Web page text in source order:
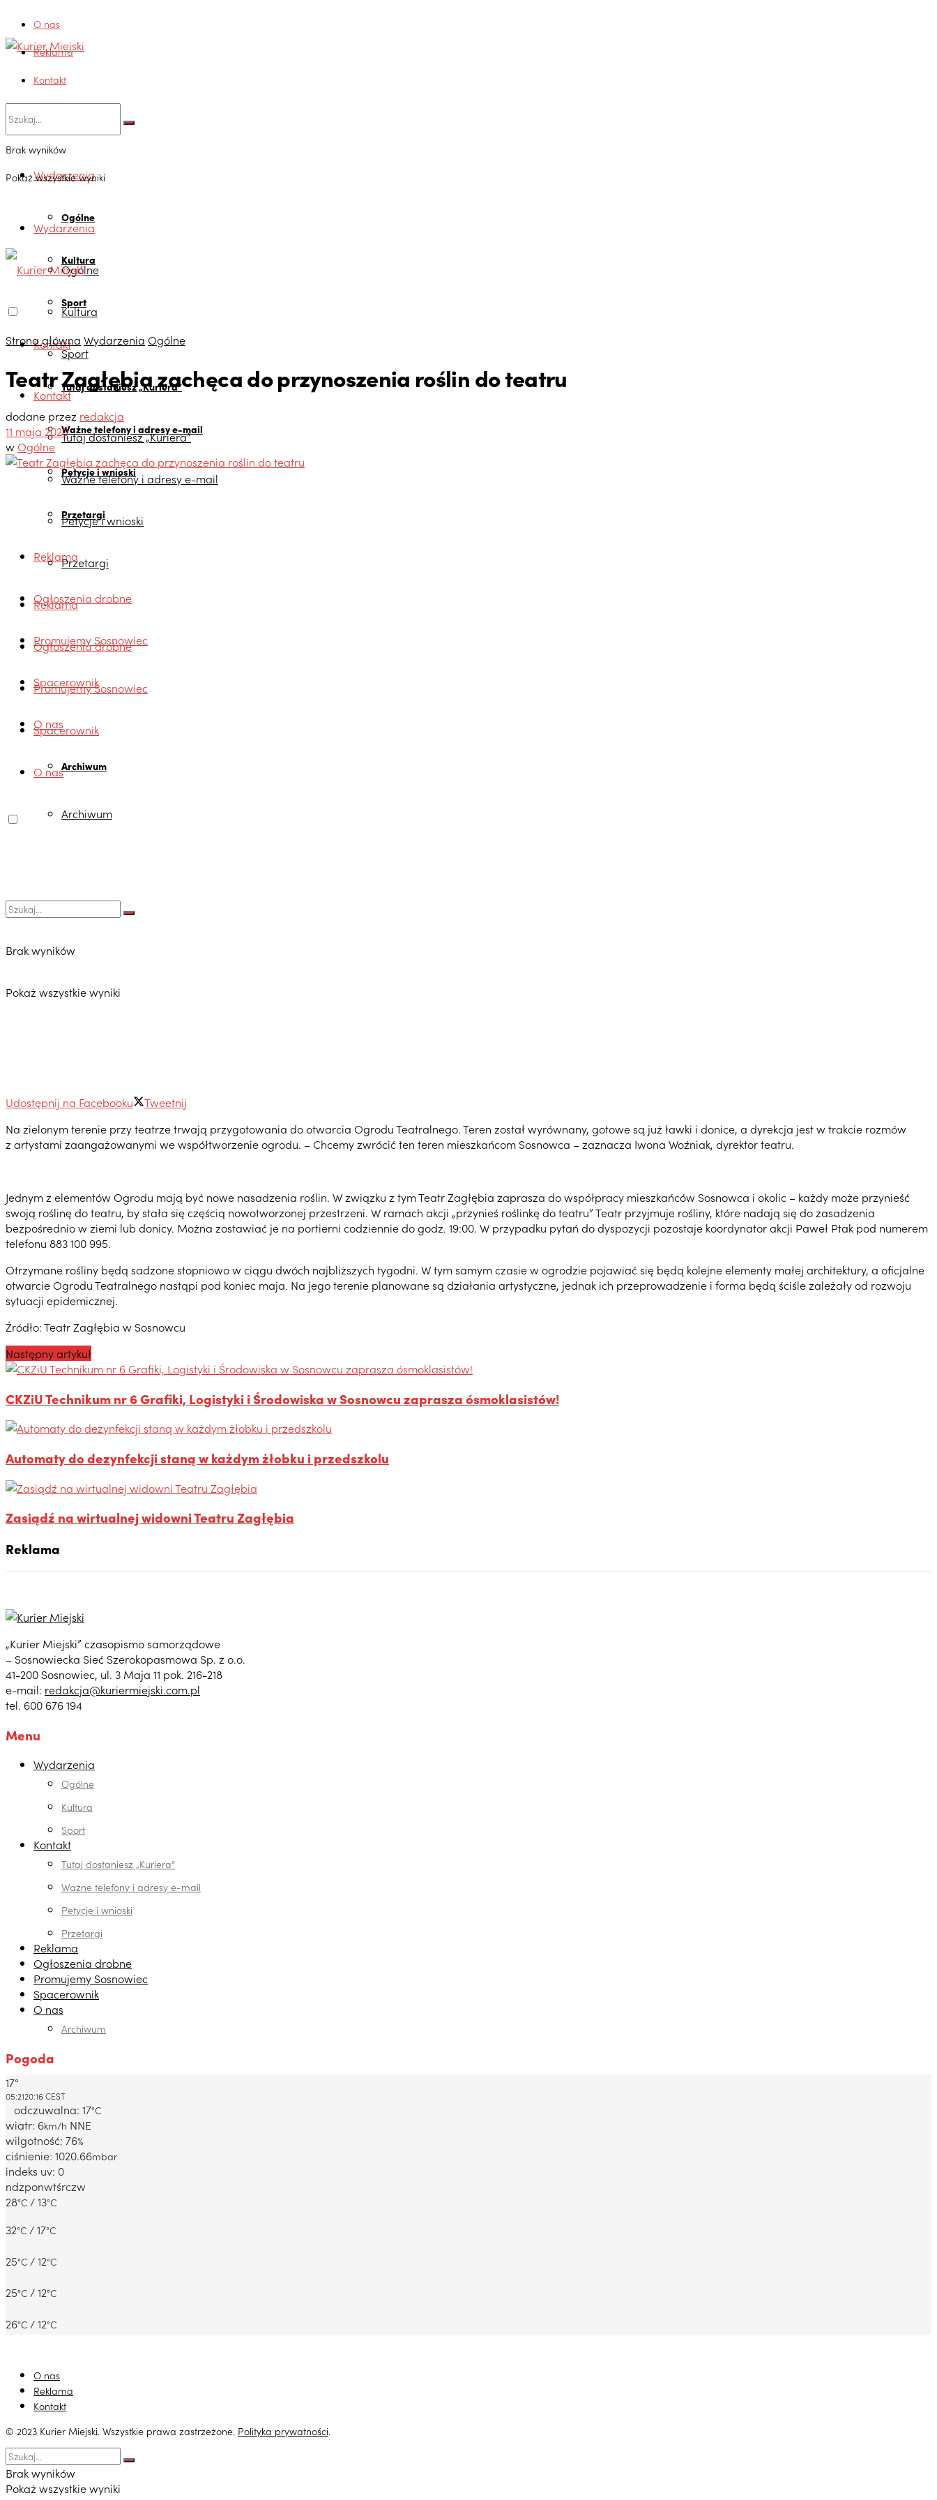
O nas
Reklama
Kontakt
Brak wyników
Pokaż wszystkie wyniki
Wydarzenia
Ogólne
Kultura
Sport
Kontakt
Tutaj dostaniesz „Kuriera”
Ważne telefony i adresy e-mail
Petycje i wnioski
Przetargi
Reklama
Ogłoszenia drobne
Promujemy Sosnowiec
Spacerownik
O nas
Archiwum
Wydarzenia
Ogólne
Kultura
Sport
Kontakt
Tutaj dostaniesz „Kuriera”
Ważne telefony i adresy e-mail
Petycje i wnioski
Przetargi
Reklama
Ogłoszenia drobne
Promujemy Sosnowiec
Spacerownik
O nas
Archiwum
Brak wyników
Pokaż wszystkie wyniki
Strona główna Wydarzenia Ogólne
Teatr Zagłębia zachęca do przynoszenia roślin do teatru
dodane przez redakcja
11 maja 2020
wOgólne
Udostępnij na Facebooku
Tweetnij
Na zielonym terenie przy teatrze trwają przygotowania do otwarcia Ogrodu Teatralnego. Teren został wyrównany, gotowe są już ławki i donice, a dyrekcja jest w trakcie rozmów
z artystami zaangażowanymi we współtworzenie ogrodu. – Chcemy zwrócić ten teren mieszkańcom Sosnowca – zaznacza Iwona Woźniak, dyrektor teatru.
Jednym z elementów Ogrodu mają być nowe nasadzenia roślin. W związku z tym Teatr Zagłębia zaprasza do współpracy mieszkańców Sosnowca i okolic – każdy może przynieść
swoją roślinę do teatru, by stała się częścią nowotworzonej przestrzeni. W ramach akcji „przynieś roślinkę do teatru” Teatr przyjmuje rośliny, które nadają się do zasadzenia
bezpośrednio w ziemi lub donicy. Można zostawiać je na portierni codziennie do godz. 19:00. W przypadku pytań do dyspozycji pozostaje koordynator akcji Paweł Ptak pod numerem
telefonu 883 100 995.
Otrzymane rośliny będą sadzone stopniowo w ciągu dwóch najbliższych tygodni. W tym samym czasie w ogrodzie pojawiać się będą kolejne elementy małej architektury, a oficjalne
otwarcie Ogrodu Teatralnego nastąpi pod koniec maja. Na jego terenie planowane są działania artystyczne, jednak ich przeprowadzenie i forma będą ściśle zależały od rozwoju
sytuacji epidemicznej.
Źródło: Teatr Zagłębia w Sosnowcu
Następny artykuł
CKZiU Technikum nr 6 Grafiki, Logistyki i Środowiska w Sosnowcu zaprasza ósmoklasistów!
Automaty do dezynfekcji staną w każdym żłobku i przedszkolu
Zasiądź na wirtualnej widowni Teatru Zagłębia
Reklama
„Kurier Miejski” czasopismo samorządowe
– Sosnowiecka Sieć Szerokopasmowa Sp. z o.o.
41-200 Sosnowiec, ul. 3 Maja 11 pok. 216-218
e-mail: redakcja@kuriermiejski.com.pl
tel. 600 676 194
Menu
Wydarzenia
Ogólne
Kultura
Sport
Kontakt
Tutaj dostaniesz „Kuriera”
Ważne telefony i adresy e-mail
Petycje i wnioski
Przetargi
Reklama
Ogłoszenia drobne
Promujemy Sosnowiec
Spacerownik
O nas
Archiwum
Pogoda
Dabrowa Gornicza, PL
17°
05:2120:16 CEST
odczuwalna: 17°C
wiatr: 6km/h NNE
wilgotność: 76%
ciśnienie: 1020.66mbar
indeks uv: 0
ndzponwtśrczw
28°C / 13°C
32°C / 17°C
25°C / 12°C
25°C / 12°C
26°C / 12°C
O nas
Reklama
Kontakt
© 2023 Kurier Miejski. Wszystkie prawa zastrzeżone. Polityka prywatności.
Brak wyników
Pokaż wszystkie wyniki